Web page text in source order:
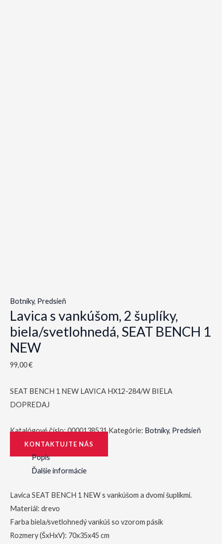
Botníky, Predsieň
Lavica s vankúšom, 2 šuplíky,
biela/svetlohnedá, SEAT BENCH 1
NEW
99,00€
SEAT BENCH 1 NEW LAVICA HX12-284/W BIELA
DOPREDAJ
Katalógové číslo:0000138531 Kategórie: Botníky, Predsieň
KONTAKTUJTE NÁS
Popis
Ďalšie informácie
Lavica SEAT BENCH 1 NEW s vankúšom a dvomi šuplíkmi.
Materiál: drevo
Farba biela/svetlohnedý vankúš so vzorom pásik
Rozmery (ŠxHxV): 70x35x45 cm